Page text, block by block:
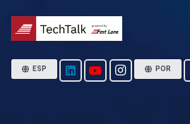
ESP POR